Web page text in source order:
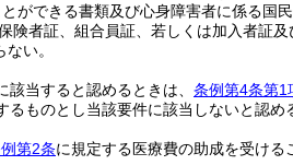
ができる書類及び心身障害者に係る国
者証、組合員証、若しくは加入者証
い。
該当すると認めるときは、 条例第4条第1
るものとし当該要件に該当しないと認
第2条に規定する医療費の助成を受け